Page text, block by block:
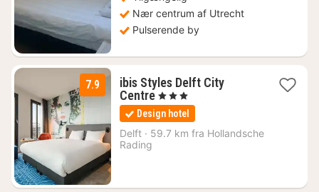
Nær centrum af Utrecht
Pulserende by
7.9
ibis Styles Delft City
Centre1
nat
fra
823
, 3 Stjerner
Design hotel
Delft · 59.7 km fra Hollandsche
Rading